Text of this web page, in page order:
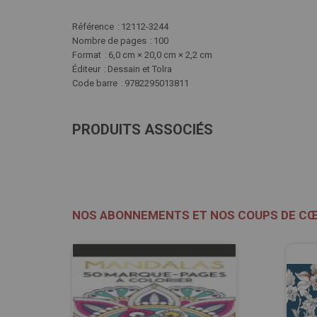
Plus
d'infos
Référence
12112-3244
Nombre de pages
100
Format
6,0 cm × 20,0 cm × 2,2 cm
Éditeur
Dessain et Tolra
Code barre
9782295013811
PRODUITS ASSOCIÉS
NOS ABONNEMENTS ET NOS COUPS DE